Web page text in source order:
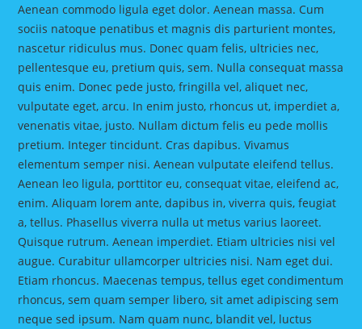
Aenean commodo ligula eget dolor. Aenean massa. Cum
sociis natoque penatibus et magnis dis parturient montes,
nascetur ridiculus mus. Donec quam felis, ultricies nec,
pellentesque eu, pretium quis, sem. Nulla consequat massa
quis enim. Donec pede justo, fringilla vel, aliquet nec,
vulputate eget, arcu. In enim justo, rhoncus ut, imperdiet a,
venenatis vitae, justo. Nullam dictum felis eu pede mollis
pretium. Integer tincidunt. Cras dapibus. Vivamus
elementum semper nisi. Aenean vulputate eleifend tellus.
Aenean leo ligula, porttitor eu, consequat vitae, eleifend ac,
enim. Aliquam lorem ante, dapibus in, viverra quis, feugiat
a, tellus. Phasellus viverra nulla ut metus varius laoreet.
Quisque rutrum. Aenean imperdiet. Etiam ultricies nisi vel
augue. Curabitur ullamcorper ultricies nisi. Nam eget dui.
Etiam rhoncus. Maecenas tempus, tellus eget condimentum
rhoncus, sem quam semper libero, sit amet adipiscing sem
neque sed ipsum. Nam quam nunc, blandit vel, luctus